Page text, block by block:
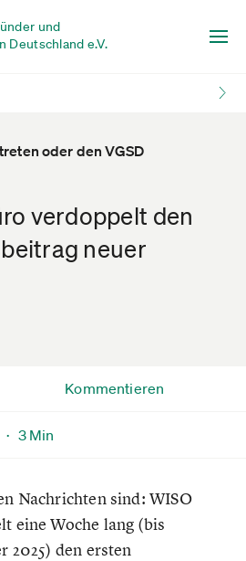
und
Deutschland e.V.
oder den VGSD
verdoppelt den
neuer
3 Min
Kommentieren
Nachrichten sind: WISO
eine Woche lang (bis
2025) den ersten